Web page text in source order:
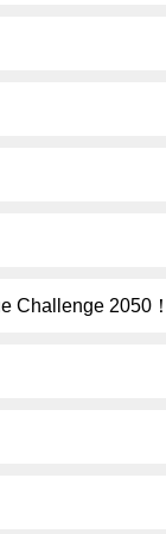
Challenge 2050